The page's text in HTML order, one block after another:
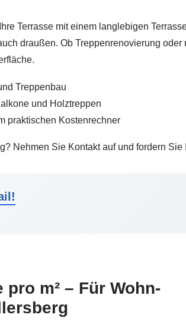
Terrasse mit einem langlebigen
draußen. Ob Treppenrenovierung
Treppenbau
und Holztreppen
praktischen Kostenrechner
Nehmen Sie Kontakt auf und fordern
m² – Für Wohn-